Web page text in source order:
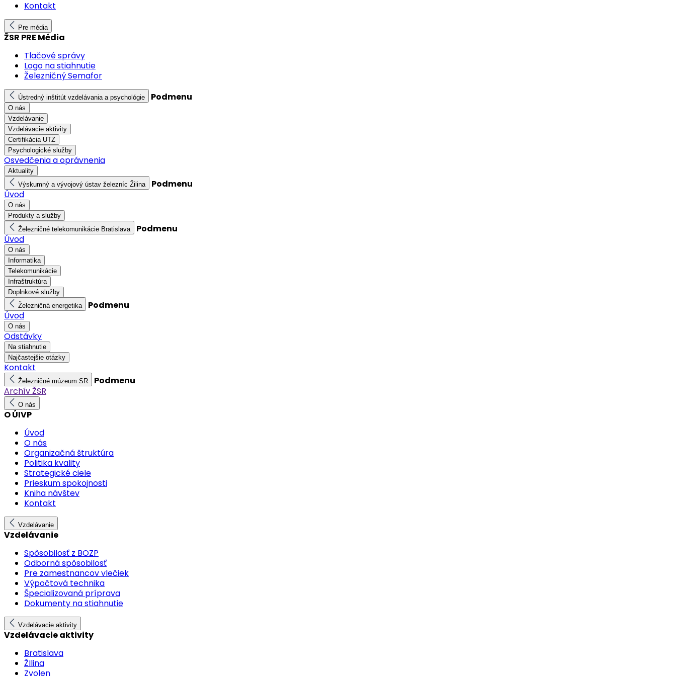
Kontakt
Pre média
ŽSR PRE Média
Tlačové správy
Logo na stiahnutie
Železničný Semafor
Ústredný inštitút vzdelávania a psychológie Podmenu
O nás
Vzdelávanie
Vzdelávacie aktivity
Certifikácia UTZ
Psychologické služby
Osvedčenia a oprávnenia
Aktuality
Výskumný a vývojový ústav železníc Žilina
Podmenu
Úvod
O nás
Produkty a služby
Železničné telekomunikácie Bratislava
Podmenu
Úvod
O nás
Informatika
Telekomunikácie
Infraštruktúra
Doplnkové služby
Železničná energetika
Podmenu
Úvod
O nás
Odstávky
Na stiahnutie
Najčastejšie otázky
Kontakt
Železničné múzeum SR
Podmenu
Archív ŽSR
O nás
O ÚIVP
Úvod
O nás
Organizačná štruktúra
Politika kvality
Strategické ciele
Prieskum spokojnosti
Kniha návštev
Kontakt
Vzdelávanie
Vzdelávanie
Spôsobilosť z BOZP
Odborná spôsobilosť
Pre zamestnancov vlečiek
Výpočtová technika
Špecializovaná príprava
Dokumenty na stiahnutie
Vzdelávacie aktivity
Vzdelávacie aktivity
Bratislava
ŽIlina
Zvolen